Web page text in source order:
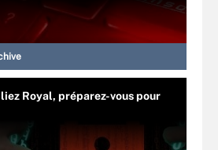
Royal, préparez-vous pour